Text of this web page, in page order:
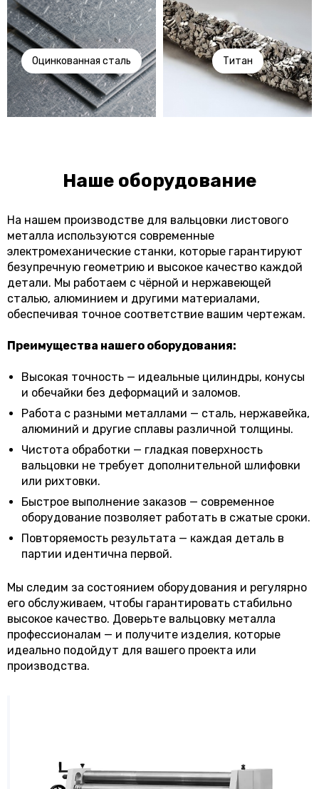
Оцинкованная сталь Титан
Наше оборудование
На нашем производстве для вальцовки листового
металла используются современные
электромеханические станки, которые гарантируют
безупречную геометрию и высокое качество каждой
детали. Мы работаем с чёрной и нержавеющей
сталью, алюминием и другими материалами,
обеспечивая точное соответствие вашим чертежам.
Преимущества нашего оборудования:
Высокая точность — идеальные цилиндры, конусы
и обечайки без деформаций и заломов.
Работа с разными металлами — сталь, нержавейка,
алюминий и другие сплавы различной толщины.
Чистота обработки — гладкая поверхность
вальцовки не требует дополнительной шлифовки
или рихтовки.
Быстрое выполнение заказов — современное
оборудование позволяет работать в сжатые сроки.
Повторяемость результата — каждая деталь в
партии идентична первой.
Мы следим за состоянием оборудования и регулярно
его обслуживаем, чтобы гарантировать стабильно
высокое качество. Доверьте вальцовку металла
профессионалам — и получите изделия, которые
идеально подойдут для вашего проекта или
производства.